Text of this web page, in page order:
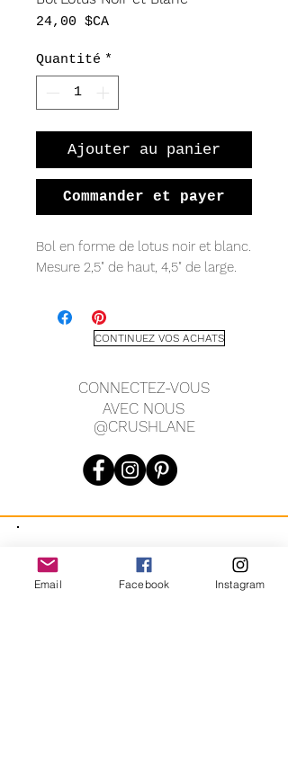
24,00 $CAPrix
Quantité *
Ajouter au panier
Commander et payer
Bol en forme de lotus noir et blanc.
Mesure 2,5" de haut, 4,5" de large.
CONTINUEZ VOS ACHATS
CONNECTEZ-VOUS
AVEC NOUS
@CRUSHLANE
JOIN OUR MAILING LIST
Email Facebook Instagram